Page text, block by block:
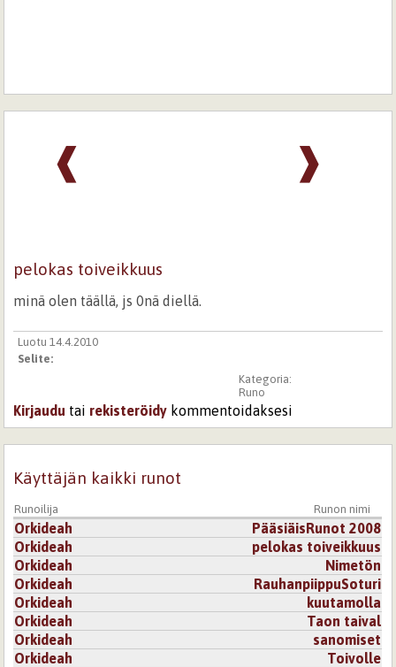
❱
❰
pelokas toiveikkuus
minä olen täällä, js 0nä diellä.
Luotu 14.4.2010
Selite:
Kategoria:
Runo
Kirjaudu tai rekisteröidy kommentoidaksesi
Käyttäjän kaikki runot
Runoilija Runon nimi
Orkideah
PääsiäisRunot 2008
Orkideah
pelokas toiveikkuus
Orkideah
Nimetön
Orkideah
RauhanpiippuSoturi
Orkideah
kuutamolla
Orkideah
Taon taival
Orkideah
sanomiset
Orkideah
Toivolle